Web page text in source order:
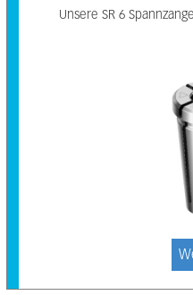
Unsere SR 6